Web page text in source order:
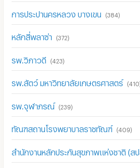
การประปานครหลวง บางเขน (384 )
หลักสี่พลาซ่า (372)
รพ.วิภาวดี (423)
รพ.สัตว์ มหาวิทยาลัยเกษตรศาสตร์ (410
รพ.จุฬาภรณ์ (239)
ทัณฑสถานโรงพยาบาลราชทัณฑ์ (409)